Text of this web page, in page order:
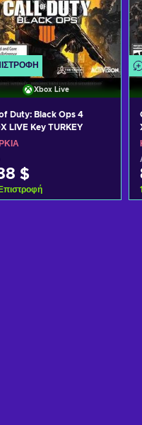
Xbox Live
Duty: Black Ops 4
LIVE Key TURKEY
$
Επιστροφή